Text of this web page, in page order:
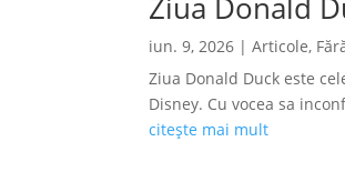
Ziua Donald
iun. 9, 2026 |Articole,
Ziua Donald Duck este
Disney. Cu vocea sa
citește mai mult